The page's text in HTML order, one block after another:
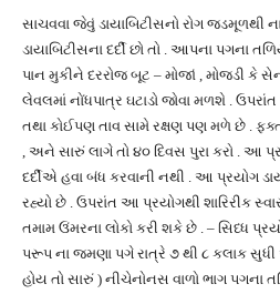
સાચવવા જેવું ડાયાબિટીસનો રોગ
ડાયાબિટીસના દર્દી છો તો . આપના પગના
પાન મુકીને દરરોજ બૂટ – મોજાં , મોજડી કે
લેવલમાં નોંધપાત્ર ઘટાડો જોવા મળશે .
તથા કોઈપણ તાવ સામે રક્ષણ પણ મળે છે .
, અને સારું લાગે તો ૪૦ દિવસ પુરા કરો . આ
દર્દીએ હવા બંધ કરવાની નથી . આ પ્રયોગ
રહ્યો છે . ઉપરાંત આ પ્રયોગથી શારિરીક
તમામ ઉંમરના લોકો કરી શકે છે . – સિધ્ધ
પરૂપ ના જમણા પગે રાત્રે ૭ થી ૮ કલાક
હોય તો સારું ) નીચેનોનસ વાળો ભાગ પગના